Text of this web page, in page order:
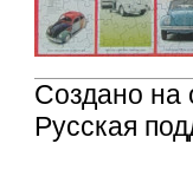
Создано на
Русская